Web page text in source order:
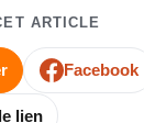
ARTICLE
Facebook
lien